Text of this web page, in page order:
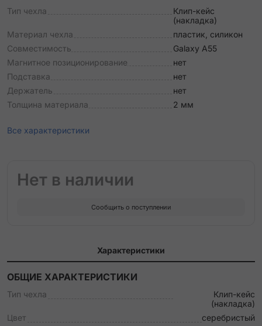
Тип чехла
Клип-кейс
(накладка)
Материал чехла
пластик, силикон
Совместимость
Galaxy A55
Магнитное позиционирование
нет
Подставка
нет
Держатель
нет
Толщина материала
2 мм
Все характеристики
Нет в наличии
Сообщить о поступлении
Характеристики
ОБЩИЕ ХАРАКТЕРИСТИКИ
Тип чехла
Клип-кейс
(накладка)
Цвет
серебристый